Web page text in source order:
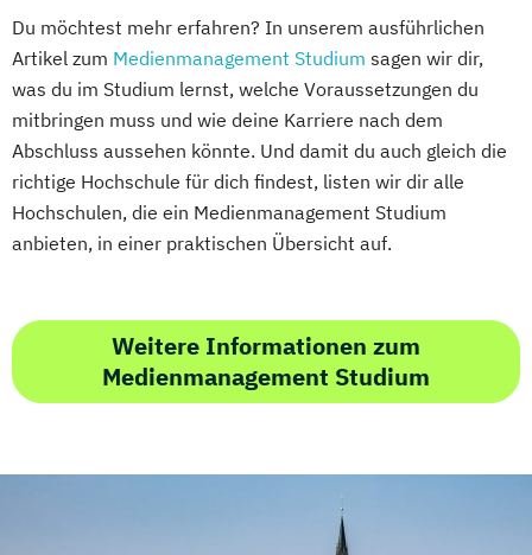
Du möchtest mehr erfahren? In unserem ausführlichen
Artikel zum Medienmanagement Studium sagen wir dir,
was du im Studium lernst, welche Voraussetzungen du
mitbringen muss und wie deine Karriere nach dem
Abschluss aussehen könnte. Und damit du auch gleich die
richtige Hochschule für dich findest, listen wir dir alle
Hochschulen, die ein Medienmanagement Studium
anbieten, in einer praktischen Übersicht auf.
Weitere Informationen zum
Medienmanagement Studium